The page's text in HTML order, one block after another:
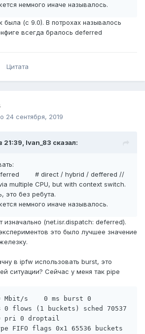
немного иначе называлось.
была (с 9.0). В потрохах называлось
всегда бралось deferred
Цитата
24 сентября, 2019
21:39, Ivan_83 сказал:
# direct / hybrid / deffered //
multiple CPU, but with context switch.
это без ребута.
немного иначе называлось.
изначально (net.isr.dispatch: deferred).
это было лучшее значение
в ipfw использовать burst, это
ситуации? Сейчас у меня так pipe
Mbit/s    0 ms burst 0
0 flows (1 buckets) sched 70537
pri 0 droptail